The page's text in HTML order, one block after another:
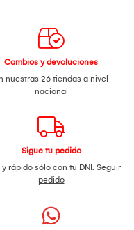
Cambios y devoluciones
nuestras 26 tiendas a nivel
nacional
Sigue tu pedido
y rápido sólo con tu DNI. Seguir
pedido